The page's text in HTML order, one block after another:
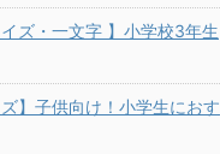
イズ・一文字 】小学校3年生
ズ】子供向け！小学生におす